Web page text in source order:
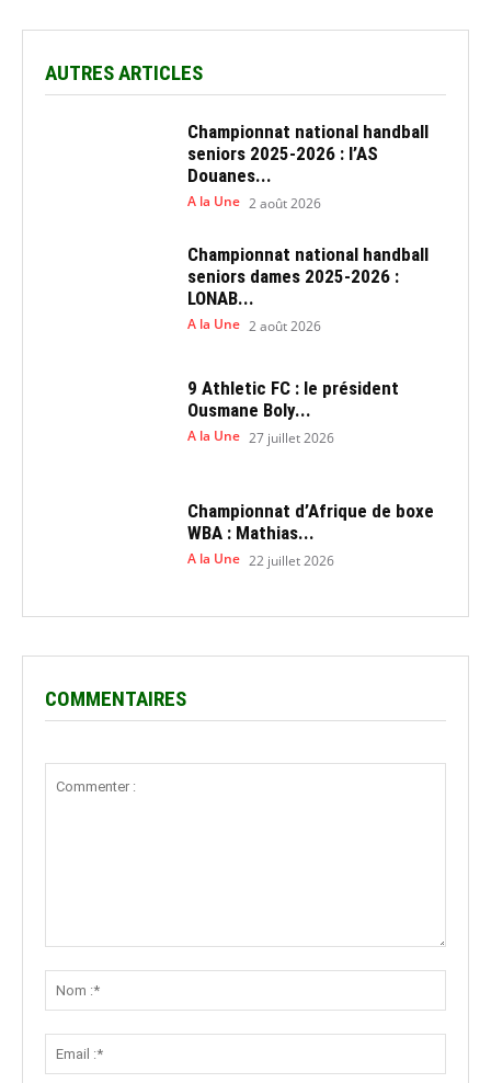
AUTRES ARTICLES
Championnat national handball
seniors 2025-2026 : l’AS
Douanes...
A la Une 2 août 2026
Championnat national handball
seniors dames 2025-2026 :
LONAB...
A la Une 2 août 2026
9 Athletic FC : le président
Ousmane Boly...
A la Une 27 juillet 2026
Championnat d’Afrique de boxe
WBA : Mathias...
A la Une 22 juillet 2026
COMMENTAIRES